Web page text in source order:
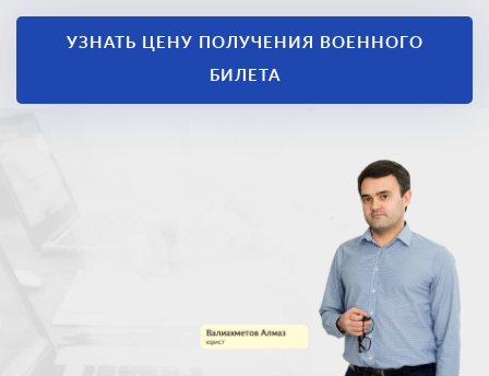
военный билет
законно
УЗНАТЬ ЦЕНУ ПОЛУЧЕНИЯ ВОЕННОГО
БИЛЕТА